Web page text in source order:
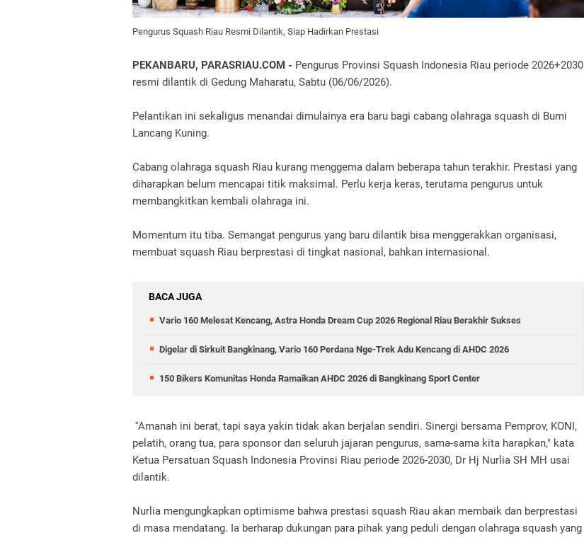
Pengurus Squash Riau Resmi Dilantik, Siap Hadirkan Prestasi
PEKANBARU, PARASRIAU.COM - Pengurus Provinsi Squash Indonesia Riau periode 2026+2030
resmi dilantik di Gedung Maharatu, Sabtu (06/06/2026).
Pelantikan ini sekaligus menandai dimulainya era baru bagi cabang olahraga squash di Bumi
Lancang Kuning.
Cabang olahraga squash Riau kurang menggema dalam beberapa tahun terakhir. Prestasi yang
diharapkan belum mencapai titik maksimal. Perlu kerja keras, terutama pengurus untuk
membangkitkan kembali olahraga ini.
Momentum itu tiba. Semangat pengurus yang baru dilantik bisa menggerakkan organisasi,
membuat squash Riau berprestasi di tingkat nasional, bahkan internasional.
BACA JUGA
Vario 160 Melesat Kencang, Astra Honda Dream Cup 2026 Regional Riau Berakhir Sukses
Digelar di Sirkuit Bangkinang, Vario 160 Perdana Nge-Trek Adu Kencang di AHDC 2026
150 Bikers Komunitas Honda Ramaikan AHDC 2026 di Bangkinang Sport Center
''Amanah ini berat, tapi saya yakin tidak akan berjalan sendiri. Sinergi bersama Pemprov, KONI,
pelatih, orang tua, para sponsor dan seluruh jajaran pengurus, sama-sama kita harapkan," kata
Ketua Persatuan Squash Indonesia Provinsi Riau periode 2026-2030, Dr Hj Nurlia SH MH usai
dilantik.
Nurlia mengungkapkan optimisme bahwa prestasi squash Riau akan membaik dan berprestasi
di masa mendatang. Ia berharap dukungan para pihak yang peduli dengan olahraga squash yang